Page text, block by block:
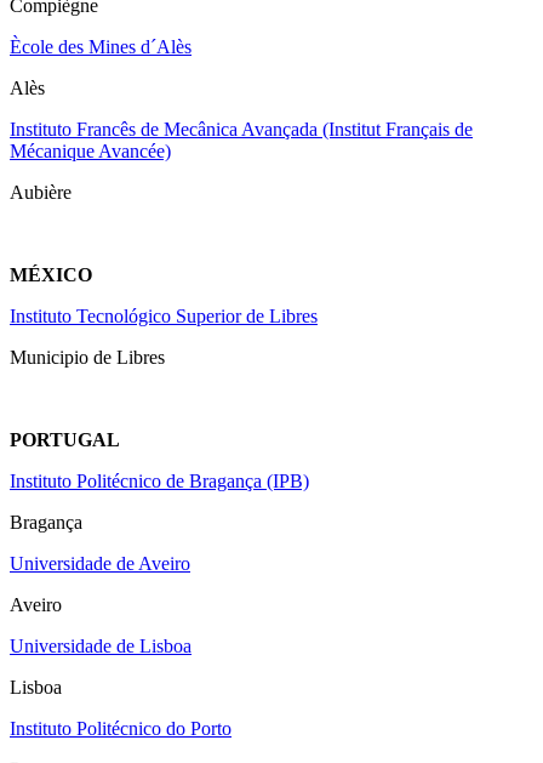
Compiègne
Ècole des Mines d´Alès
Alès
Instituto Francês de Mecânica Avançada (Institut Français de
Mécanique Avancée)
Aubière
MÉXICO
Instituto Tecnológico Superior de Libres
Municipio de Libres
PORTUGAL
Instituto Politécnico de Bragança (IPB)
Bragança
Universidade de Aveiro
Aveiro
Universidade de Lisboa
Lisboa
Instituto Politécnico do Porto